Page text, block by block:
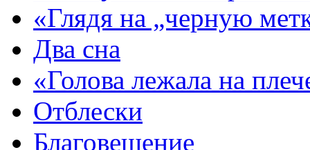
«Глядя на „черную
Два сна
«Голова лежала на
Отблески
Благовещение